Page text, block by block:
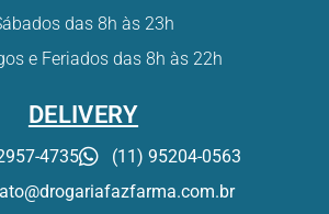
das 8h às 23h
e Feriados das 8h às 22h
DELIVERY
4735
(11) 95204-0563